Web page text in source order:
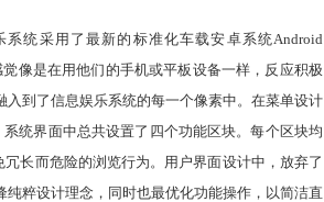
系统采用了最新的标准化车载安卓系统Android
像是在用他们的手机或平板设备一样，反应积极
到了信息娱乐系统的每一个像素中。在菜单设计
统界面中总共设置了四个功能区块。每个区块均
长而危险的浏览行为。用户界面设计中，放弃了
粹设计理念，同时也最优化功能操作，以简洁直